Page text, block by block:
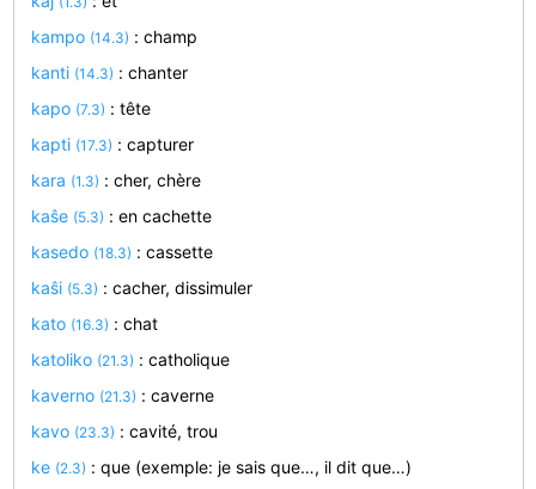
kampo (14.3) : champ
kanti (14.3) : chanter
kapo (7.3) : tête
kapti (17.3) : capturer
kara (1.3) : cher, chère
kaŝe (5.3) : en cachette
kasedo (18.3) : cassette
kaŝi (5.3) : cacher, dissimuler
kato (16.3) : chat
katoliko (21.3) : catholique
kaverno (21.3) : caverne
kavo (23.3) : cavité, trou
ke (2.3) : que (exemple: je sais que…, il dit que…)